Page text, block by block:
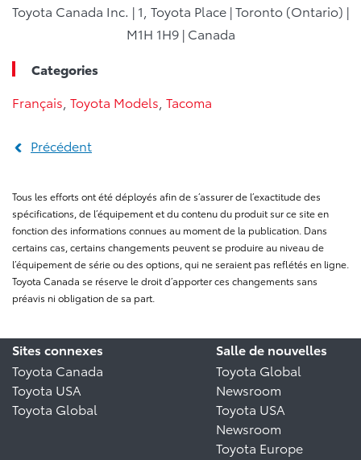
Toyota Canada Inc. | 1, Toyota Place | Toronto (Ontario) |
M1H 1H9 | Canada
Categories
Français Toyota Models Tacoma
Précédent
Tous les efforts ont été déployés afin de s’assurer de l’exactitude des
spécifications, de l’équipement et du contenu du produit sur ce site en
fonction des informations connues au moment de la publication. Dans
certains cas, certains changements peuvent se produire au niveau de
l’équipement de série ou des options, qui ne seraient pas reflétés en ligne.
Toyota Canada se réserve le droit d’apporter ces changements sans
préavis ni obligation de sa part.
Sites connexes
Toyota Canada
Toyota USA
Toyota Global
Salle de nouvelles
Toyota Global
Newsroom
Toyota USA
Newsroom
Toyota Europe